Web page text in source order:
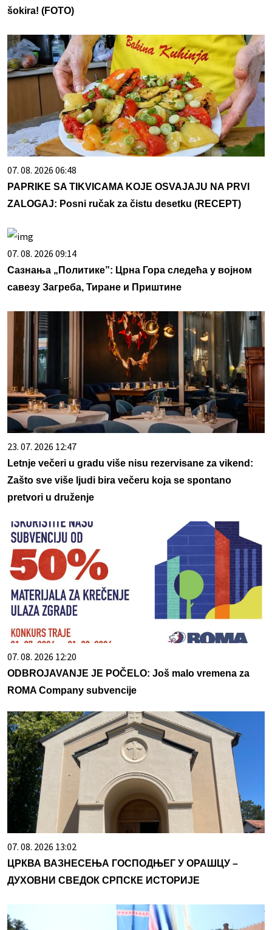
šokira! (FOTO)
07. 08. 2026 06:48
PAPRIKE SA TIKVICAMA KOJE OSVAJAJU NA PRVI
ZALOGAJ: Posni ručak za čistu desetku (RECEPT)
07. 08. 2026 09:14
Сазнања „Политике”: Црна Гора следећа у војном
савезу Загреба, Тиране и Приштине
23. 07. 2026 12:47
Letnje večeri u gradu više nisu rezervisane za vikend:
Zašto sve više ljudi bira večeru koja se spontano
pretvori u druženje
07. 08. 2026 12:20
ODBROJAVANJE JE POČELO: Još malo vremena za
ROMA Company subvencije
07. 08. 2026 13:02
ЦРКВА ВАЗНЕСЕЊА ГОСПОДЊЕГ У ОРАШЦУ –
ДУХОВНИ СВЕДОК СРПСКЕ ИСТОРИЈЕ